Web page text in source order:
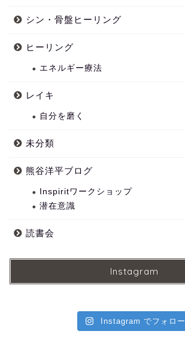
シン・骨盤ヒーリング
ヒーリング
エネルギー療法
レイキ
自分を磨く
未分類
熊谷洋平ブログ
Inspiritワークショップ
潜在意識
読書会
Instagram
Instagram でフォロー